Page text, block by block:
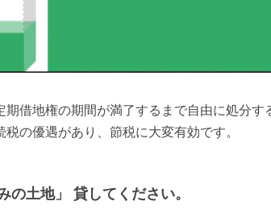
借地権の期間が満了するまで自由に処分
の優遇があり、節税に大変有効です。
の土地」 貸してください。